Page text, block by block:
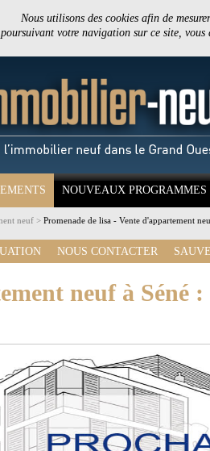
Nous utilisons des cookies afin de
votre navigation sur ce site,
NOUVEAUX PROGRAMMES
neuf > Promenade de lisa - Vente d'appartement
NOUS CONTACTER
neuf à Séné :